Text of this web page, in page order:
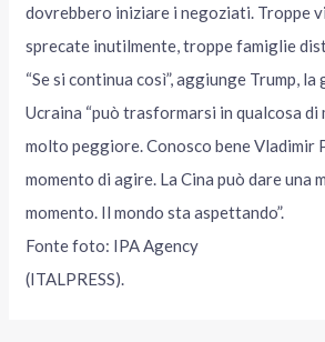
dovrebbero iniziare i negoziati. Troppe
sprecate inutilmente, troppe famiglie
“Se si continua così”, aggiunge Trump,
Ucraina “può trasformarsi in qualcosa di
molto peggiore. Conosco bene Vladimir
momento di agire. La Cina può dare una
momento. Il mondo sta aspettando”.
Fonte foto: IPA Agency
(ITALPRESS).